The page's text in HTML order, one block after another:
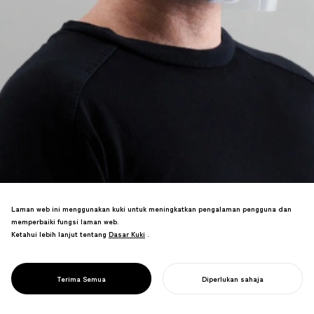
PANDAID
FACESHIELD
Templat percuma yang mengubah folder
seluruh dunia untuk perlindungan
Laman web ini menggunakan kuki untuk meningkatkan pengalaman pengguna dan
memperbaiki fungsi laman web.
Ketahui lebih lanjut tentang Dasar Kuki
Dasar Kuki .
Terima Semua Diperlukan sahaja